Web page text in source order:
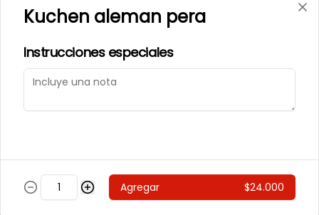
CAJITAS PARA TI O PARA REGALAR.
Caja de galletas de
Cajita Lenguita de
Kuchen aleman pera
Instrucciones especiales
Agregar $24.000